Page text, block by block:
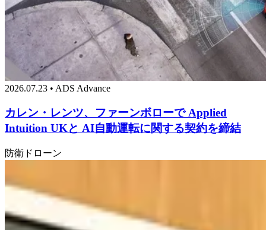
2026.07.23 • ADS Advance
カレン・レンツ、ファーンボローで Applied
Intuition UKと AI自動運転に関する契約を締結
防衛 ドローン